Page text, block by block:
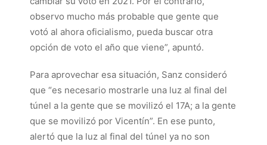
observo mucho más probable que gente que
votó al ahora oficialismo, pueda buscar otra
opción de voto el año que viene”, apuntó.
Para aprovechar esa situación, Sanz consideró
que “es necesario mostrarle una luz al final del
túnel a la gente que se movilizó el 17A; a la gente
que se movilizó por Vicentín”. En ese punto,
alertó que la luz al final del túnel ya no son